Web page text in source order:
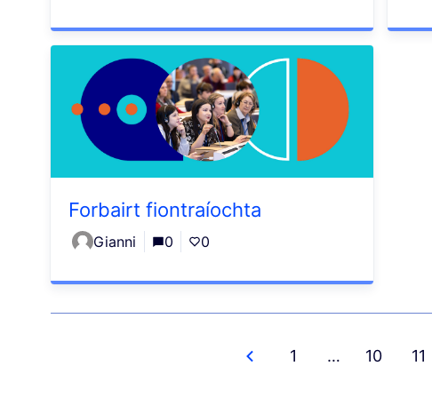
Forbairt fiontraíochta
Gianni 0 0
1 … 10 11